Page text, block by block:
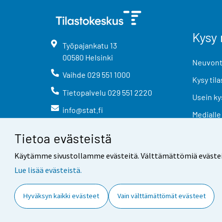
Tietoa evästeistä
Käytämme sivustollamme evästeitä. Välttämättömiä
Lue lisää evästeistä.
Hyväksyn kaikki evästeet Vain välttämättömät evästeet
Työpajankatu 13
00580 Helsinki
Vaihde 029 551 1000
Tietopalvelu 029 551 2220
info@stat.fi
Kysy
Usein
Medialle
Yhteystiedot Palaute